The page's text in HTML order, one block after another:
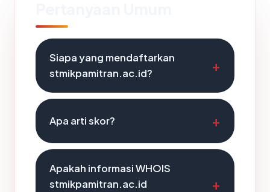
Siapa yang mendaftarkan
stmikpamitran.ac.id?
Apa arti skor?
Apakah informasi WHOIS
stmikpamitran.ac.id